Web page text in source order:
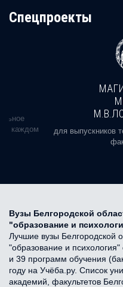
Cпецпроекты
в каждом
для выпускников
Вузы Белгородской
"образование и
Лучшие вузы Белгородской
"образование и
и 39 программ обучения
году на Учёба.ру. Список
академий, факультетов